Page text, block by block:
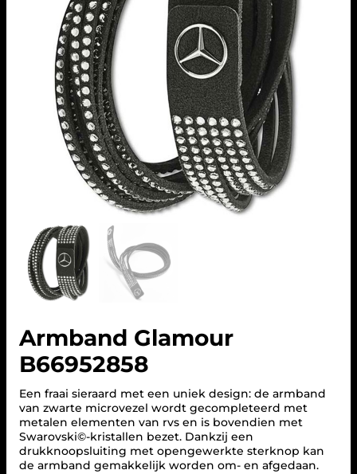
Armband Glamour
B66952858
Een fraai sieraard met een uniek design: de armband
van zwarte microvezel wordt gecompleteerd met
metalen elementen van rvs en is bovendien met
Swarovski©-kristallen bezet. Dankzij een
drukknoopsluiting met opengewerkte sterknop kan
de armband gemakkelijk worden om- en afgedaan.